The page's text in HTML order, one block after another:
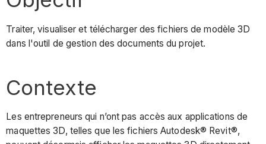
Traiter, visualiser et télécharger des fichiers de modèle 3D
dans l'outil de gestion des documents du projet.
Contexte
Les entrepreneurs qui n’ont pas accès aux applications de
maquettes 3D, telles que les fichiers Autodesk® Revit®,